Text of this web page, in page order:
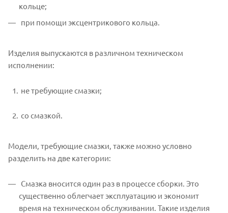
кольце;
при помощи эксцентрикового кольца.
Изделия выпускаются в различном техническом
исполнении:
не требующие смазки;
со смазкой.
Модели, требующие смазки, также можно условно
разделить на две категории:
Смазка вносится один раз в процессе сборки. Это
существенно облегчает эксплуатацию и экономит
время на техническом обслуживании. Такие изделия